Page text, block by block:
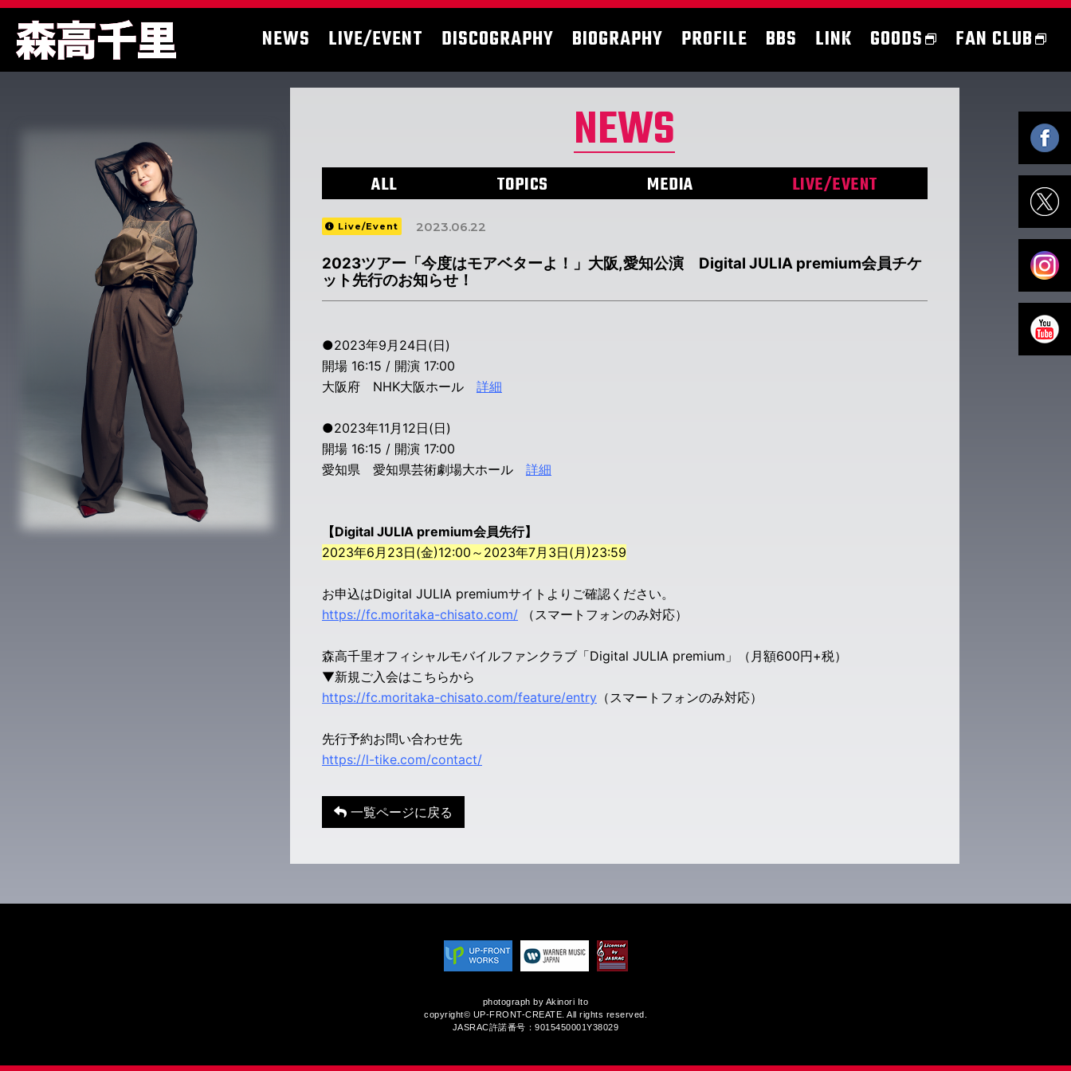
NEWS LIVE/EVENT DISCOGRAPHY BIOGRAPHY PROFILE BBS LINK GOODS FAN CLUB
NEWS
ALL TOPICS MEDIA LIVE/EVENT
Live/Event 2023.06.22
2023ツアー「今度はモアベターよ！」大阪,愛知公演 Digital JULIA premium会員チケ
ット先行のお知らせ！
●2023年9月24日(日)
開場 16:15 / 開演 17:00
大阪府 NHK大阪ホール 詳細
●2023年11月12日(日)
開場 16:15 / 開演 17:00
愛知県 愛知県芸術劇場大ホール 詳細
【Digital JULIA premium会員先行】
2023年6月23日(金)12:00～2023年7月3日(月)23:59
お申込はDigital JULIA premiumサイトよりご確認ください。
https://fc.moritaka-chisato.com/（スマートフォンのみ対応）
森高千里オフィシャルモバイルファンクラブ「Digital JULIA premium」（月額600円+税）
▼新規ご入会はこちらから
https://fc.moritaka-chisato.com/feature/entry（スマートフォンのみ対応）
先行予約お問い合わせ先
https://l-tike.com/contact/
一覧ページに戻る
photograph by Akinori Ito
copyright© UP-FRONT-CREATE. All rights reserved.
JASRAC許諾番号：9015450001Y38029